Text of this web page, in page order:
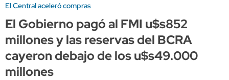
El Central aceleró compras
El Gobierno pagó al FMI u$s852
millones y las reservas del BCRA
cayeron debajo de los u$s49.000
millones